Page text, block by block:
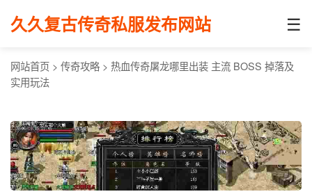
久久复古传奇私服发布网站 ☰
网站首页 > 传奇攻略 > 热血传奇屠龙哪里出装 主流 BOSS 掉落及
实用玩法